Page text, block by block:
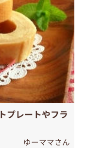
プレートやフラ
ゆーママさん